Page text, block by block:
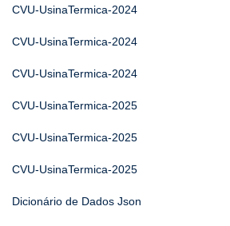
CVU-UsinaTermica-2024
CVU-UsinaTermica-2024
CVU-UsinaTermica-2024
CVU-UsinaTermica-2025
CVU-UsinaTermica-2025
CVU-UsinaTermica-2025
Dicionário de Dados Json